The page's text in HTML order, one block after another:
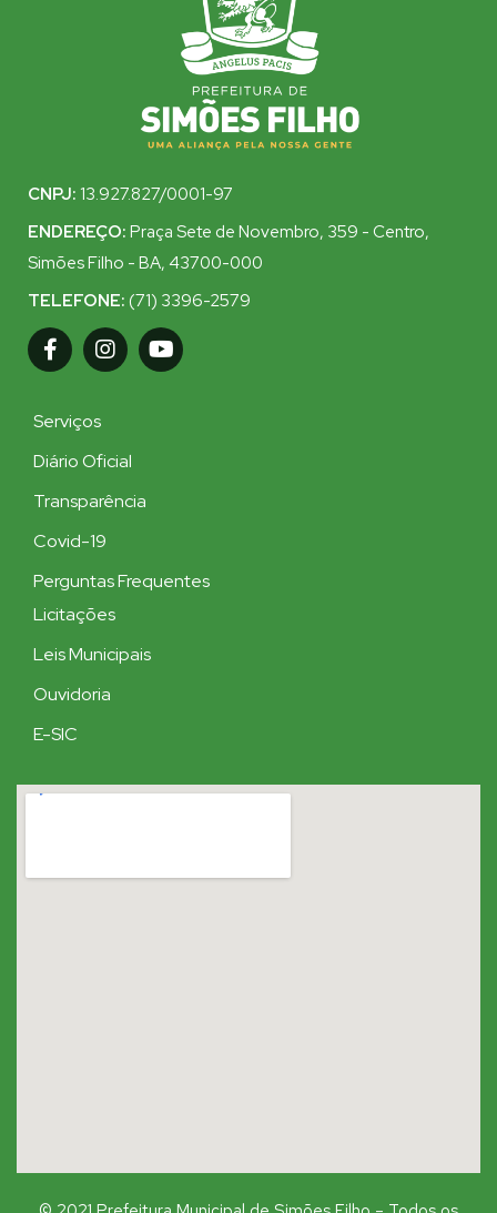
CNPJ: 13.927.827/0001-97
ENDEREÇO: Praça Sete de Novembro, 359 - Centro,
Simões Filho - BA, 43700-000
TELEFONE: (71) 3396-2579
Serviços
Diário Oficial
Transparência
Covid-19
Perguntas Frequentes
Licitações
Leis Municipais
Ouvidoria
E-SIC